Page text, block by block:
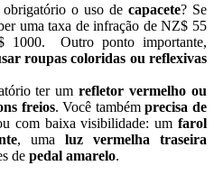
obrigatório o uso decapacete? Se
uma taxa de infração de NZ$ 55
1000. Outro ponto importante,
roupas coloridas ou reflexivas
ter umrefletor vermelho ou
freios. Você tambémprecisa de
com baixa visibilidade: um farol
, uma luz vermelha traseira
de pedal amarelo.